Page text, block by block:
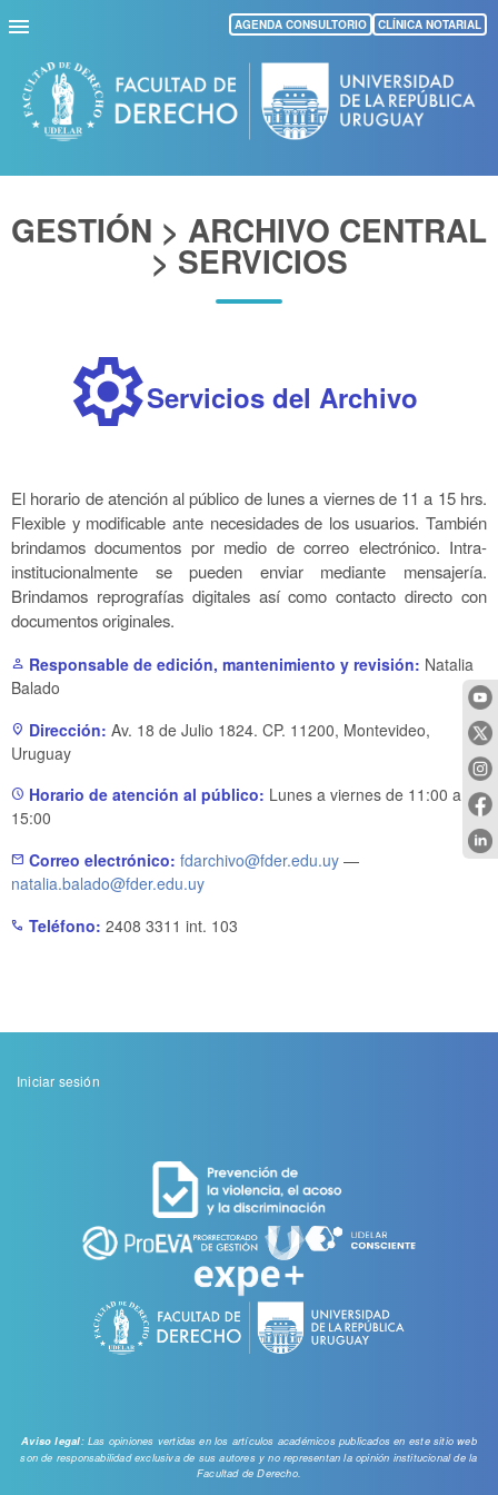
Pasar
al
contenido
principal
AGENDA CONSULTORIO CLÍNICA NOTARIAL
GESTIÓN > ARCHIVO CENTRAL
> SERVICIOS
settingsServicios del Archivo
El horario de atención al público de lunes a viernes de 11 a 15 hrs.
Flexible y modificable ante necesidades de los usuarios. También
brindamos documentos por medio de correo electrónico. Intra-
institucionalmente se pueden enviar mediante mensajería.
Brindamos reprografías digitales así como contacto directo con
documentos originales.
person Responsable de edición, mantenimiento y revisión: Natalia
Balado
location_on Dirección: Av. 18 de Julio 1824. CP. 11200, Montevideo,
Uruguay
schedule Horario de atención al público: Lunes a viernes de 11:00 a
15:00
mail Correo electrónico: fdarchivo@fder.edu.uy —
natalia.balado@fder.edu.uy
phone Teléfono: 2408 3311 int. 103
Menu
Iniciar sesión
Aviso legal: Las opiniones vertidas en los artículos académicos publicados en este sitio web
son de responsabilidad exclusiva de sus autores y no representan la opinión institucional de la
Facultad de Derecho.